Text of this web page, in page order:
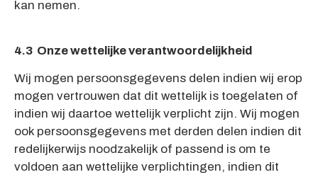
kan nemen.
4.3 Onze wettelijke verantwoordelijkheid
Wij mogen persoonsgegevens delen indien wij erop
mogen vertrouwen dat dit wettelijk is toegelaten of
indien wij daartoe wettelijk verplicht zijn. Wij mogen
ook persoonsgegevens met derden delen indien dit
redelijkerwijs noodzakelijk of passend is om te
voldoen aan wettelijke verplichtingen, indien dit